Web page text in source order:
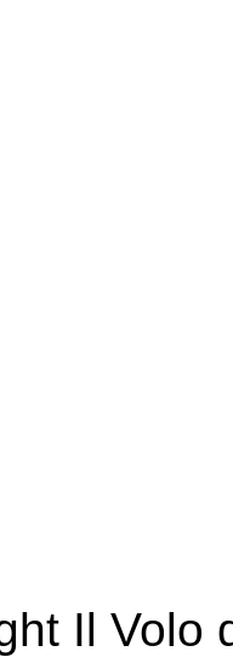
Il Volo